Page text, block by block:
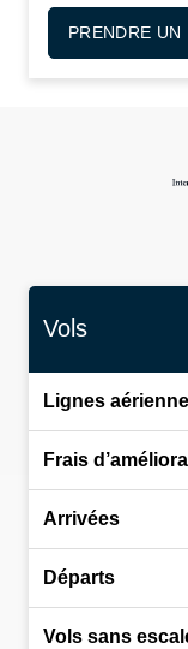
PRENDRE UN
Vols
Lignes
Frais
Arrivées
Départs
Vols sans